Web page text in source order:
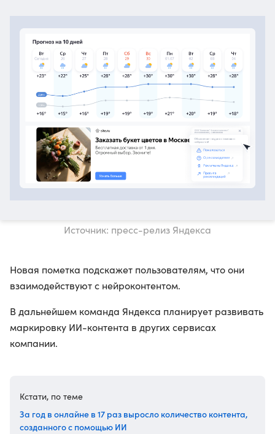
Источник: пресс-релиз Яндекса
Новая пометка подскажет пользователям, что они
взаимодействуют с нейроконтентом.
В дальнейшем команда Яндекса планирует развивать
маркировку ИИ-контента в других сервисах
компании.
Кстати, по теме
За год в онлайне в 17 раз выросло количество контента,
созданного с помощью ИИ